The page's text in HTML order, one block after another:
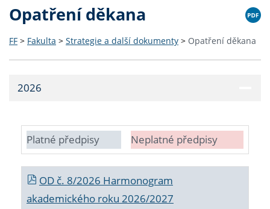
Opatření děkana
FF > Fakulta > Strategie a další dokumenty > Opatření děkana
2026
Platné předpisy Neplatné předpisy
OD č. 8/2026 Harmonogram
akademického roku 2026/2027